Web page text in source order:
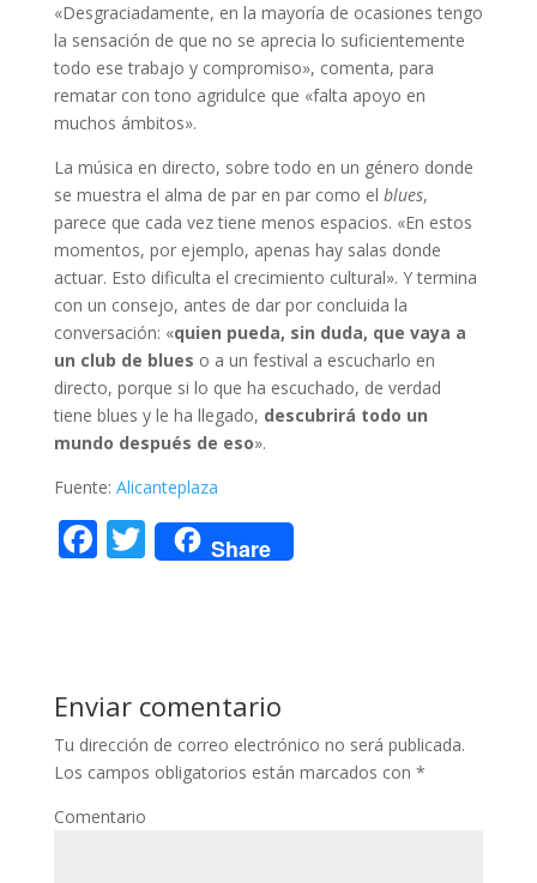
«Desgraciadamente, en la mayoría de ocasiones tengo
la sensación de que no se aprecia lo suficientemente
todo ese trabajo y compromiso», comenta, para
rematar con tono agridulce que «falta apoyo en
muchos ámbitos».
La música en directo, sobre todo en un género donde
se muestra el alma de par en par como el blues,
parece que cada vez tiene menos espacios. «En estos
momentos, por ejemplo, apenas hay salas donde
actuar. Esto dificulta el crecimiento cultural». Y termina
con un consejo, antes de dar por concluida la
conversación: «quien pueda, sin duda, que vaya a
un club de blues o a un festival a escucharlo en
directo, porque si lo que ha escuchado, de verdad
tiene blues y le ha llegado, descubrirá todo un
mundo después de eso».
Fuente: Alicanteplaza
F
o
o
k
T
w
Share
Enviar comentario
Tu dirección de correo electrónico no será publicada.
Los campos obligatorios están marcados con *
Comentario